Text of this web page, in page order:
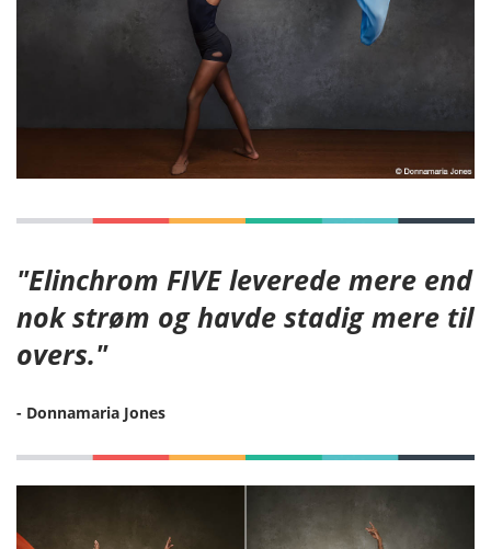
"Elinchrom FIVE leverede mere end
nok strøm og havde stadig mere til
overs."
- Donnamaria Jones